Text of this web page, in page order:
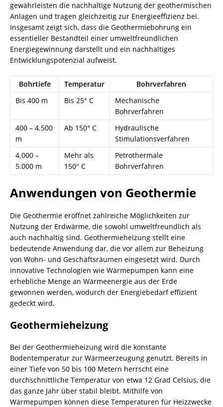
gewährleisten die nachhaltige Nutzung der geothermischen
Anlagen und tragen gleichzeitig zur Energieeffizienz bei.
Insgesamt zeigt sich, dass die Geothermiebohrung ein
essentieller Bestandteil einer umweltfreundlichen
Energiegewinnung darstellt und ein nachhaltiges
Entwicklungspotenzial aufweist.
Bohrtiefe Temperatur
Bohrverfahren
Bis 400 m
Bis 25° C
Mechanische
Bohrverfahren
400 – 4.500
m
Ab 150° C
Hydraulische
Stimulationsverfahren
4.000 –
5.000 m
Mehr als
150° C
Petrothermale
Bohrverfahren
Anwendungen von Geothermie
Die Geothermie eröffnet zahlreiche Möglichkeiten zur
Nutzung der Erdwärme, die sowohl umweltfreundlich als
auch nachhaltig sind. Geothermieheizung stellt eine
bedeutende Anwendung dar, die vor allem zur Beheizung
von Wohn- und Geschäftsräumen eingesetzt wird. Durch
innovative Technologien wie Wärmepumpen kann eine
erhebliche Menge an Wärmeenergie aus der Erde
gewonnen werden, wodurch der Energiebedarf effizient
gedeckt wird.
Geothermieheizung
Bei der Geothermieheizung wird die konstante
Bodentemperatur zur Wärmeerzeugung genutzt. Bereits in
einer Tiefe von 50 bis 100 Metern herrscht eine
durchschnittliche Temperatur von etwa 12 Grad Celsius, die
das ganze Jahr über stabil bleibt. Mithilfe von
Wärmepumpen können diese Temperaturen für Heizzwecke